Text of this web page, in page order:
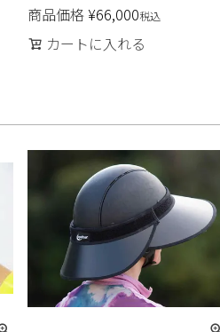
商品価格 ¥66,000税込
カートに入れる